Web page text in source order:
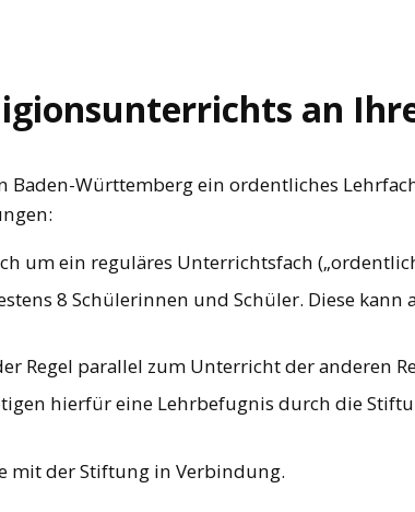
an
Württemberg ein ordentliches
um ein reguläres Unterrichtsfach
8 Schülerinnen und Schüler. Diese
Regel parallel zum Unterricht der anderen
hierfür eine Lehrbefugnis durch die
mit der Stiftung in Verbindung.